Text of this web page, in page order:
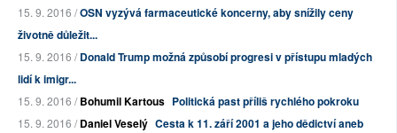
15. 9. 2016 /OSN vyzývá farmaceutické koncerny, aby snížily ceny
životně důležit...
15. 9. 2016 /Donald Trump možná způsobí progresi v přístupu mladých
lidí k imigr...
15. 9. 2016 /Bohumil Kartous Politická past příliš rychlého pokroku
15. 9. 2016 /Daniel Veselý Cesta k 11. září 2001 a jeho dědictví aneb